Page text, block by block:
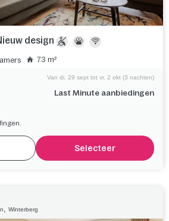
design
73 m²
Last Minute aanbiedingen
Van di. 29 sept tot vr. 2 okt (3 nachten)
Selecteer
, Winterberg